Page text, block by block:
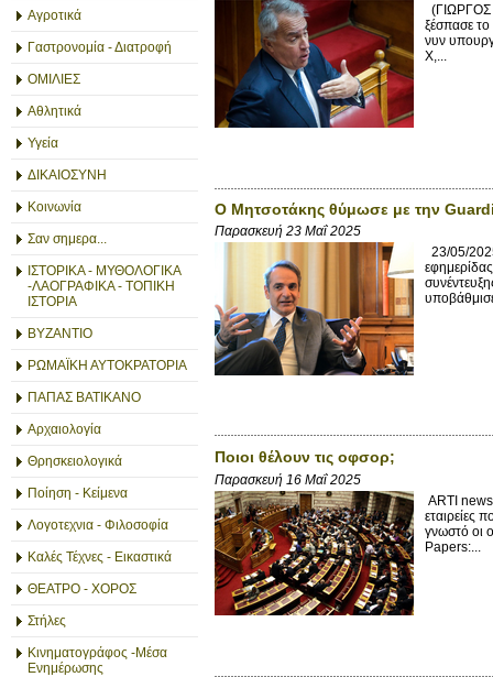
Αγροτικά
Γαστρονομία - Διατροφή
ΟΜΙΛΙΕΣ
Αθλητικά
Υγεία
ΔΙΚΑΙΟΣΥΝΗ
Κοινωνία
Σαν σημερα...
ΙΣΤΟΡΙΚΑ - ΜΥΘΟΛΟΓΙΚΑ
-ΛΑΟΓΡΑΦΙΚΑ - ΤΟΠΙΚΗ
ΙΣΤΟΡΙΑ
ΒΥΖΑΝΤΙΟ
ΡΩΜΑΪΚΗ ΑΥΤΟΚΡΑΤΟΡΙΑ
ΠΑΠΑΣ ΒΑΤΙΚΑΝΟ
Αρχαιολογία
Θρησκειολογικά
Ποίηση - Κείμενα
Λογοτεχνια - Φιλοσοφία
Καλές Τέχνες - Εικαστικά
ΘΕΑΤΡΟ - ΧΟΡΟΣ
Στήλες
Κινηματογράφος -Μέσα
Ενημέρωσης
(ΓΙΩΡΓΟΣ
ξέσπασε
νυν
Χ,...
Ο Μητσοτάκης θύμωσε με την
Παρασκευή 23 Μαΐ 2025
23/05/
Ποιοι θέλουν τις οφσορ;
Παρασκευή 16 Μαΐ 2025
ARTI
εταιρείες
γνωστό οι
Papers:...